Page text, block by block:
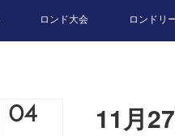
ロンド大会 ロンドリ
04
11月